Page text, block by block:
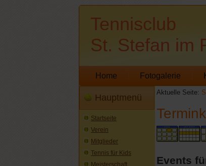
Tennisclub
St. Stefan im
Home Fotogalerie
Hauptmenü
Startseite
Verein
Mitglieder
Tennis für Kids
Meisterschaft
Aktuelle Seite:
Events